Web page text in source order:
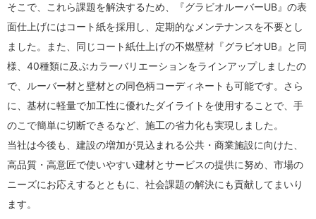
そこで、これら課題を解決するため、『グラビオルーバーUB』の表
面仕上げにはコート紙を採用し、定期的なメンテナンスを不要とし
ました。また、同じコート紙仕上げの不燃壁材『グラビオUB』と同
様、40種類に及ぶカラーバリエーションをラインアップしましたの
で、ルーバー材と壁材との同色柄コーディネートも可能です。さら
に、基材に軽量で加工性に優れたダイライトを使用することで、手
のこで簡単に切断できるなど、施工の省力化も実現しました。
当社は今後も、建設の増加が見込まれる公共・商業施設に向けた、
高品質・高意匠で使いやすい建材とサービスの提供に努め、市場の
ニーズにお応えするとともに、社会課題の解決にも貢献してまいり
ます。